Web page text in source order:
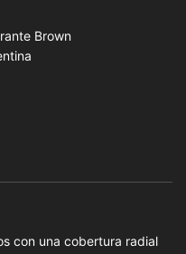
Brown
con una cobertura radial